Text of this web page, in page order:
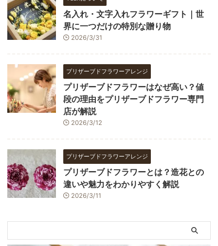
名入れ・文字入れフラワーギフト｜世
界に一つだけの特別な贈り物
2026/3/31
プリザーブドフラワーアレンジ
プリザーブドフラワーはなぜ高い？値
段の理由をプリザーブドフラワー専門
店が解説
2026/3/12
プリザーブドフラワーアレンジ
プリザーブドフラワーとは？造花との
違いや魅力をわかりやすく解説
2026/3/11